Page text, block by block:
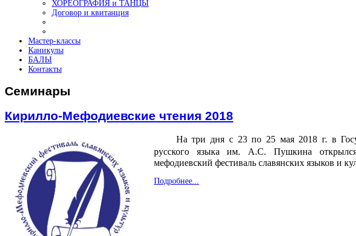
ХОРЕОГРАФИЯ и ТАНЦЫ
Договор и квитанция
Мастер-классы
Каникулы
БАЛЫ
Контакты
Семинары
Кирилло-Мефодиевские чтения 2018
На три дня с 23 по 25 мая 2018 г. в
русского языка им. А.С. Пушкина
мефодиевский фестиваль славянских языков и
Подробнее...